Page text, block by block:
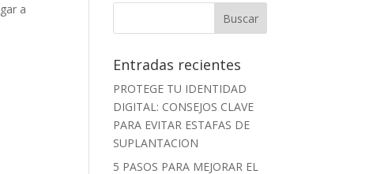
a
Entradas recientes
PROTEGE TU IDENTIDAD
DIGITAL: CONSEJOS CLAVE
PARA EVITAR ESTAFAS DE
SUPLANTACION
5 PASOS PARA MEJORAR EL